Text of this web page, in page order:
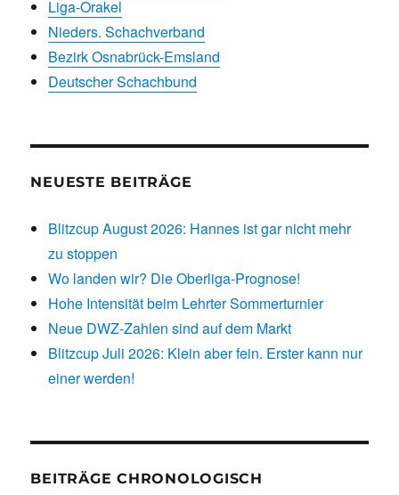
Liga-Orakel
Nieders. Schachverband
Bezirk Osnabrück-Emsland
Deutscher Schachbund
NEUESTE BEITRÄGE
Blitzcup August 2026: Hannes ist gar nicht mehr
zu stoppen
Wo landen wir? Die Oberliga-Prognose!
Hohe Intensität beim Lehrter Sommerturnier
Neue DWZ-Zahlen sind auf dem Markt
Blitzcup Juli 2026: Klein aber fein. Erster kann nur
einer werden!
BEITRÄGE CHRONOLOGISCH